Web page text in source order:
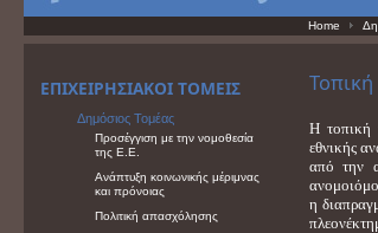
Home
Η τοπική
εθνικής
από την
η
ΕΠΙΧΕΙΡΗΣΙΑΚΟΙ ΤΟΜΕΙΣ
Δημόσιος Τομέας
Προσέγγιση με την νομοθεσία
της Ε.Ε.
Ανάπτυξη κοινωνικής μέριμνας
και πρόνοιας
Πολιτική απασχόλησης